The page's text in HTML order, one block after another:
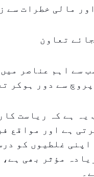
مالی خطرات سے
تعاون
سے اہم عناصر
سے دور ہوکر
یہ ہے کہ ریاست
ہے اور مواقع
غلطیوں کو
مؤثر بھی